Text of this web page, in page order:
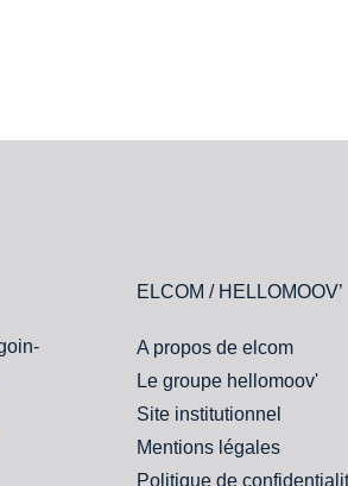
ELCOM / HELLOMOOV’
A propos de elcom
Le groupe hellomoov'
Site institutionnel
Mentions légales
Politique de